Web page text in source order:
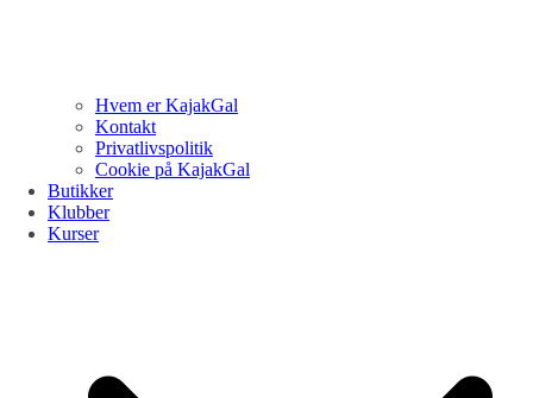
Hvem er KajakGal
Kontakt
Privatlivspolitik
Cookie på KajakGal
Butikker
Klubber
Kurser